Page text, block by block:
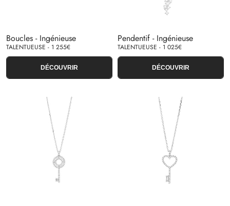
Boucles - Ingénieuse
TALENTUEUSE - 1 255€
DÉCOUVRIR
Pendentif - Ingénieuse
TALENTUEUSE - 1 025€
DÉCOUVRIR